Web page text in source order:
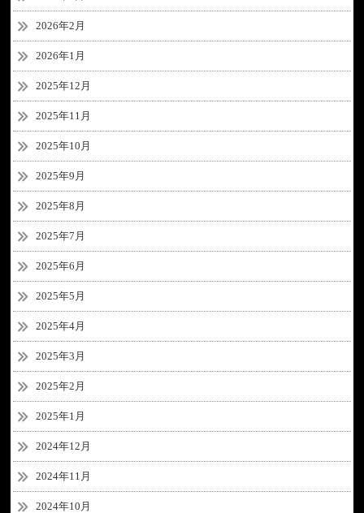
2026年2月
2026年1月
2025年12月
2025年11月
2025年10月
2025年9月
2025年8月
2025年7月
2025年6月
2025年5月
2025年4月
2025年3月
2025年2月
2025年1月
2024年12月
2024年11月
2024年10月